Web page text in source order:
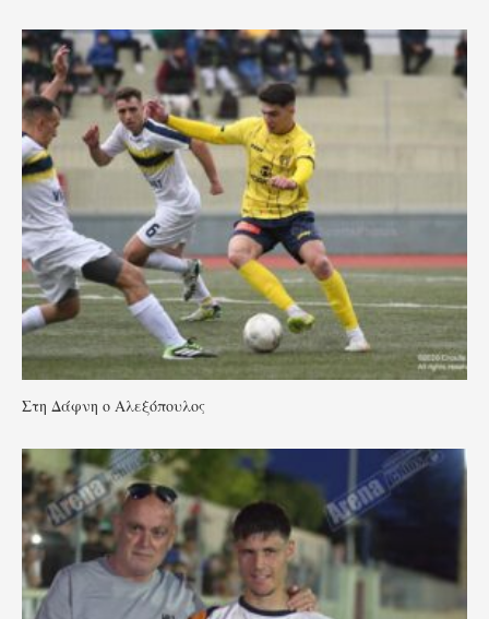
Στη Δάφνη ο Αλεξόπουλος